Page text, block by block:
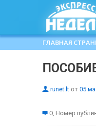
ГЛАВНАЯ
runet.lt от 05
0, Номер